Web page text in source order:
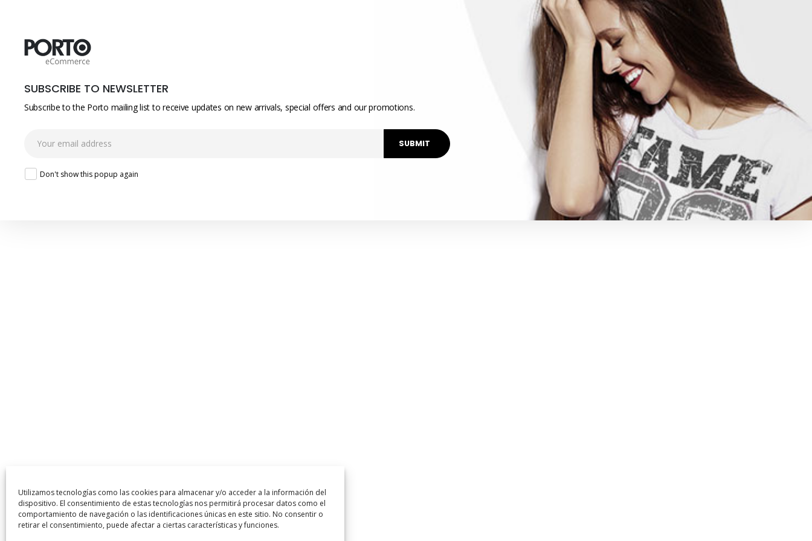
Utilizamos tecnologías como las cookies para almacenar y/o acceder a la información del
dispositivo. El consentimiento de estas tecnologías nos permitirá procesar datos como el
comportamiento de navegación o las identificaciones únicas en este sitio. No consentir o
retirar el consentimiento, puede afectar a ciertas características y funciones.
SUBSCRIBE TO NEWSLETTER
Subscribe to the Porto mailing list to receive updates on new arrivals, special offers and our promotions.
Don't show this popup again